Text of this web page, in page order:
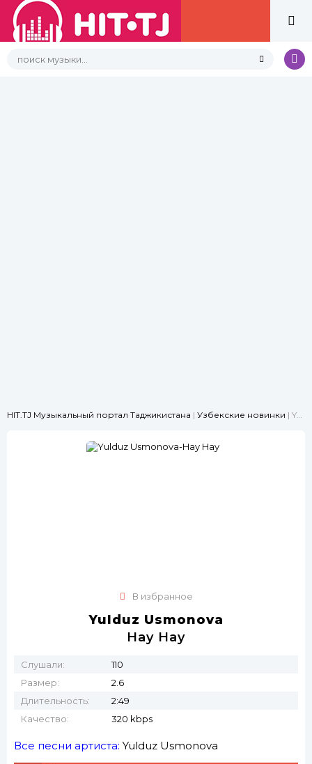
HIT.TJ Музыкальный портал Таджикистана | Узбекские новинки | Yulduz Usmonova-Hay Hay
В избранное
Yulduz Usmonova
Hay Hay
Слушали:
110
Размер:
2.6
Длительность:
2:49
Качество:
320 kbps
Все песни артиста: Yulduz Usmonova